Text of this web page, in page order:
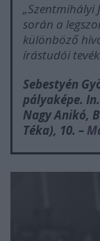
„Szentmihályi
során a
különböző
írástudói
Sebestyén
pályaképe. In.
Nagy Anikó,
Téka), 10. –